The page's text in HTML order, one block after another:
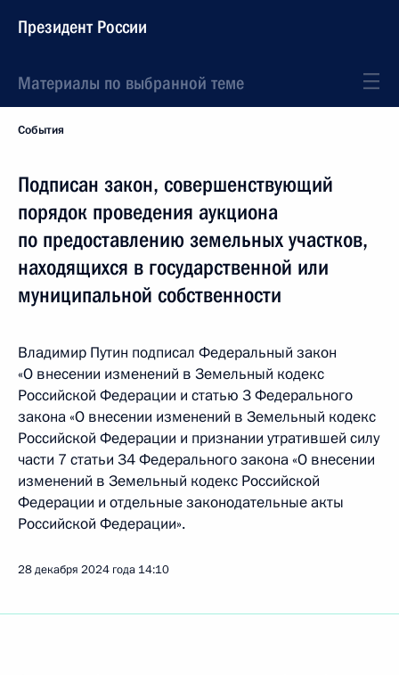
Президент России
Материалы по выбранной теме
События
Подписан закон, совершенствующий
порядок проведения аукциона
по предоставлению земельных участков,
находящихся в государственной или
муниципальной собственности
Владимир Путин подписал Федеральный закон
«О внесении изменений в Земельный кодекс
Российской Федерации и статью 3 Федерального
закона «О внесении изменений в Земельный кодекс
Российской Федерации и признании утратившей силу
части 7 статьи 34 Федерального закона «О внесении
изменений в Земельный кодекс Российской
Федерации и отдельные законодательные акты
Российской Федерации».
28 декабря 2024 года 14:10